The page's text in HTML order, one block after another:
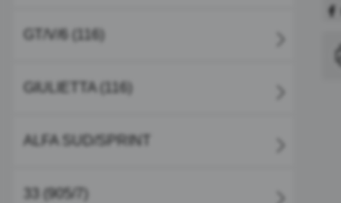
GT/V/6 (116)
GIULIETTA (116)
ALFA SUD/SPRINT
33 (905/7)